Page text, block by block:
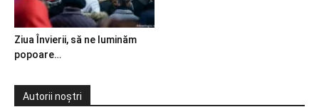
Ziua Învierii, să ne luminăm
popoare…
Autorii noștri